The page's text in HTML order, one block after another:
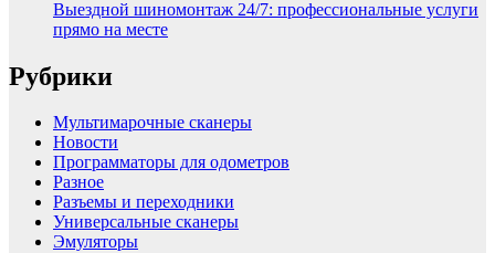
Выездной шиномонтаж 24/7: профессиональные услуги
прямо на месте
Рубрики
Мультимарочные сканеры
Новости
Программаторы для одометров
Разное
Разъемы и переходники
Универсальные сканеры
Эмуляторы